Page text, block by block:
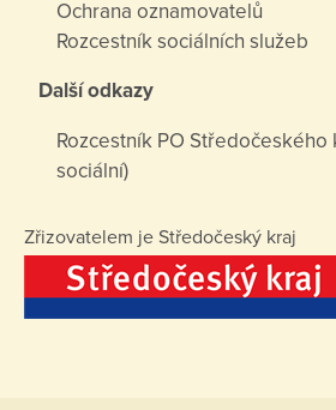
Ochrana oznamovatelů
Rozcestník sociálních služeb
Další odkazy
Rozcestník PO Středočeského
sociální)
Zřizovatelem je Středočeský kraj